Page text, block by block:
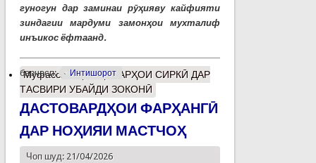
гуногун дар заминаи рӯҳияву кайфияти
зиндагии мардуми замонҳои мухталиф
инъикос ёфтаанд.
барчасп: Интишорот
Муфассалтаро ҲУНАРҲОИ СИРКӢ ДАР
ТАСВИРИ УБАЙДИ ЗОКОНӢ
ДАСТОВАРДҲОИ ФАРҲАНГӢ
ДАР НОҲИЯИ МАСТЧОҲ
Чоп шуд: 21/04/2026